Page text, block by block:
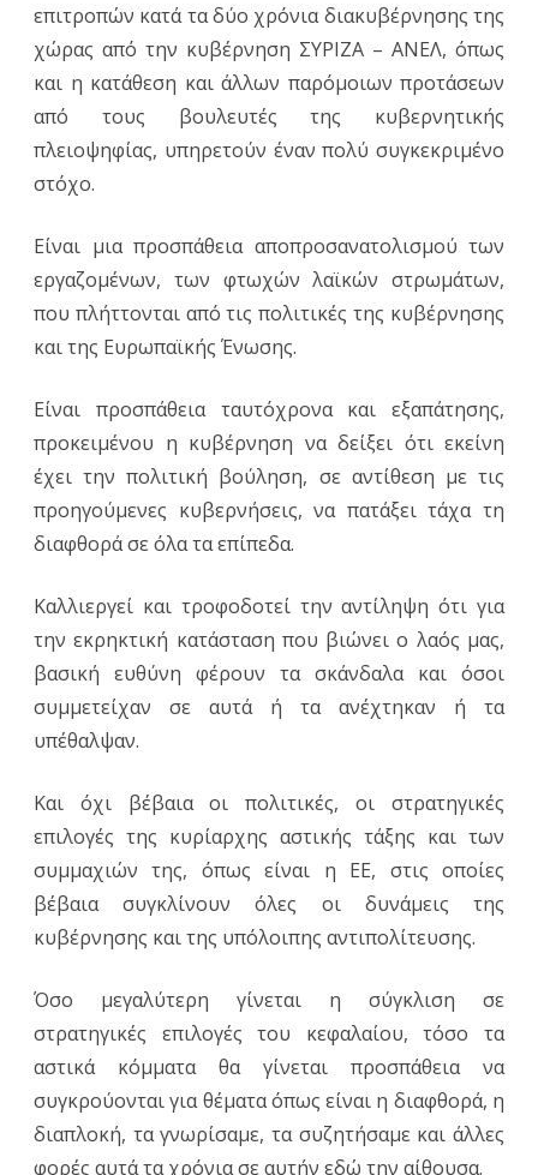
επιτροπών κατά τα δύο χρόνια διακυβέρνησης της
χώρας από την κυβέρνηση ΣΥΡΙΖΑ – ΑΝΕΛ, όπως
και η κατάθεση και άλλων παρόμοιων προτάσεων
από τους βουλευτές της κυβερνητικής
πλειοψηφίας, υπηρετούν έναν πολύ συγκεκριμένο
στόχο.
Είναι μια προσπάθεια αποπροσανατολισμού των
εργαζομένων, των φτωχών λαϊκών στρωμάτων,
που πλήττονται από τις πολιτικές της κυβέρνησης
και της Ευρωπαϊκής Ένωσης.
Είναι προσπάθεια ταυτόχρονα και εξαπάτησης,
προκειμένου η κυβέρνηση να δείξει ότι εκείνη
έχει την πολιτική βούληση, σε αντίθεση με τις
προηγούμενες κυβερνήσεις, να πατάξει τάχα τη
διαφθορά σε όλα τα επίπεδα.
Καλλιεργεί και τροφοδοτεί την αντίληψη ότι για
την εκρηκτική κατάσταση που βιώνει ο λαός μας,
βασική ευθύνη φέρουν τα σκάνδαλα και όσοι
συμμετείχαν σε αυτά ή τα ανέχτηκαν ή τα
υπέθαλψαν.
Και όχι βέβαια οι πολιτικές, οι στρατηγικές
επιλογές της κυρίαρχης αστικής τάξης και των
συμμαχιών της, όπως είναι η ΕΕ, στις οποίες
βέβαια συγκλίνουν όλες οι δυνάμεις της
κυβέρνησης και της υπόλοιπης αντιπολίτευσης.
Όσο μεγαλύτερη γίνεται η σύγκλιση σε
στρατηγικές επιλογές του κεφαλαίου, τόσο τα
αστικά κόμματα θα γίνεται προσπάθεια να
συγκρούονται για θέματα όπως είναι η διαφθορά, η
διαπλοκή, τα γνωρίσαμε, τα συζητήσαμε και άλλες
φορές αυτά τα χρόνια σε αυτήν εδώ την αίθουσα.